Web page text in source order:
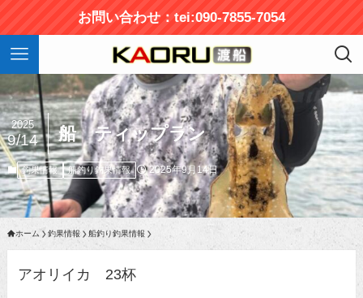
お問い合わせ：tei:090-7855-7054
船 ティップラン
2025
9/14
釣果情報 船釣り釣果情報 2025年9月14日
ホーム 釣果情報 船釣り釣果情報
アオリイカ 23杯